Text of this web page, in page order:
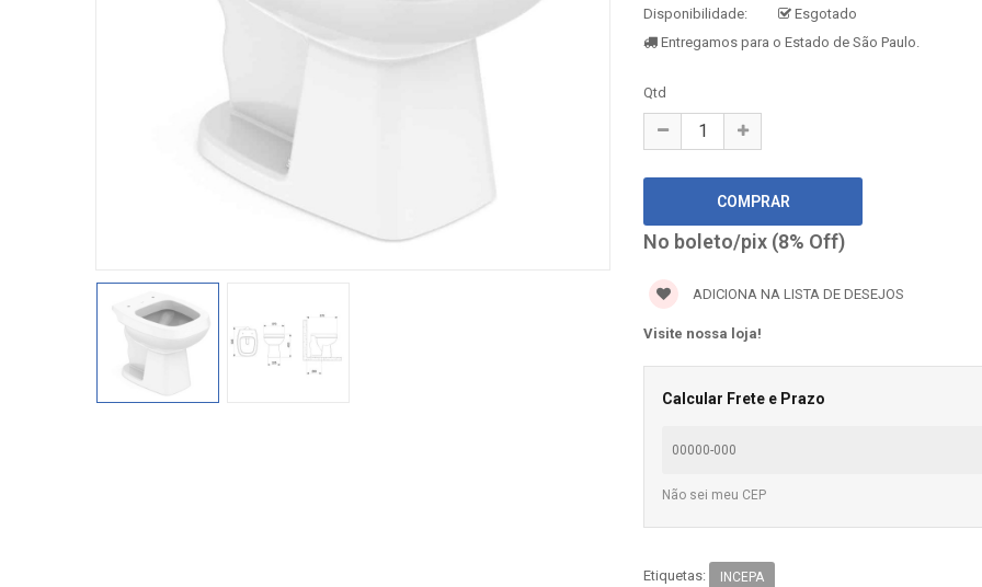
Disponibilidade:
Esgotado
Entregamos para o Estado de São Paulo.
Qtd
No boleto/pix (8% Off)
ADICIONA NA LISTA DE DESEJOS
Visite nossa loja!
Calcular Frete e Prazo
Não sei meu CEP
Etiquetas: INCEPA